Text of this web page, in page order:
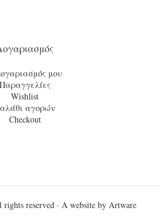
μου
Παραγγελίες
Wishlist
αγορών
Checkout
reserved · A website by Artware